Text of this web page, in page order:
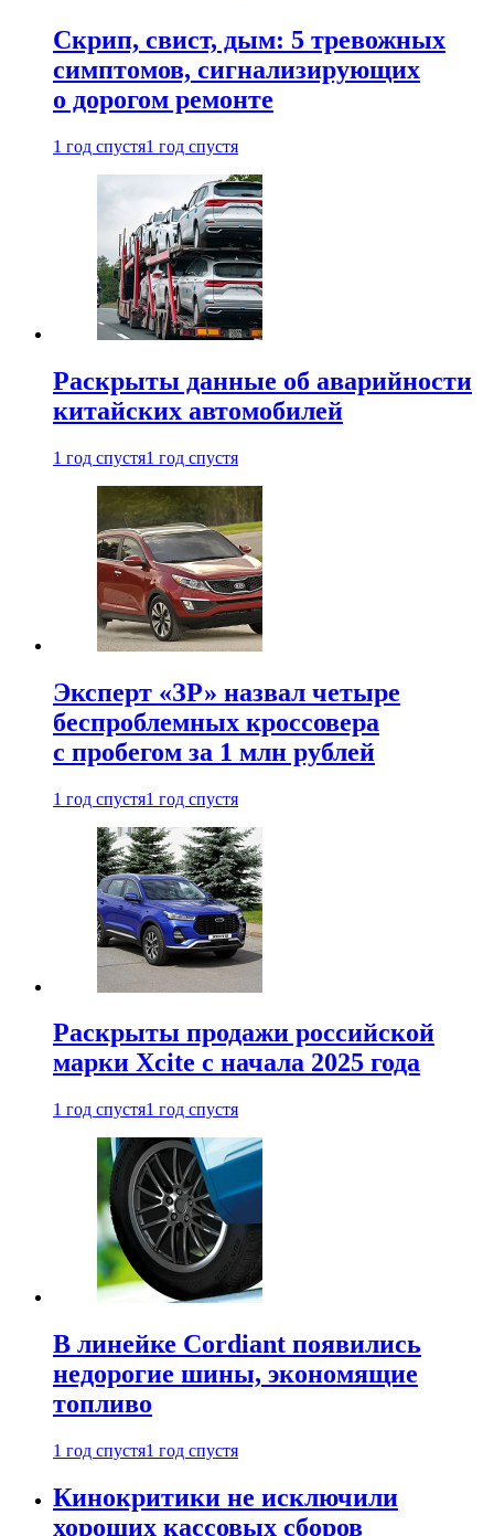
Скрип, свист, дым: 5 тревожных
симптомов, сигнализирующих
о дорогом ремонте
1 год спустя1 год спустя
Раскрыты данные об аварийности
китайских автомобилей
1 год спустя1 год спустя
Эксперт «ЗР» назвал четыре
беспроблемных кроссовера
с пробегом за 1 млн рублей
1 год спустя1 год спустя
Раскрыты продажи российской
марки Xcite с начала 2025 года
1 год спустя1 год спустя
В линейке Cordiant появились
недорогие шины, экономящие
топливо
1 год спустя1 год спустя
Кинокритики не исключили
хороших кассовых сборов